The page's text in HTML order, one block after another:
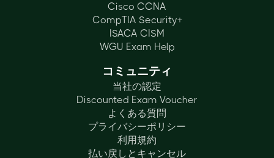
Cisco CCNA
CompTIA Security+
ISACA CISM
WGU Exam Help
コミュニティ
当社の認定
Discounted Exam Voucher
よくある質問
プライバシーポリシー
利用規約
払い戻しとキャンセル